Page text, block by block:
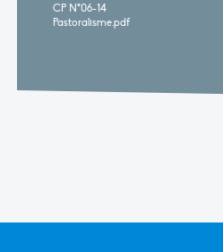
CP N°06-14
Pastoralisme.pdf